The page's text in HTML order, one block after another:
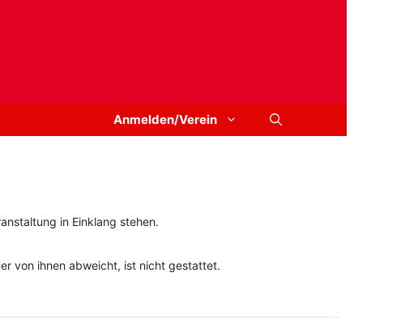
Anmelden/Verein
in Einklang stehen.
von ihnen abweicht, ist nicht gestattet.